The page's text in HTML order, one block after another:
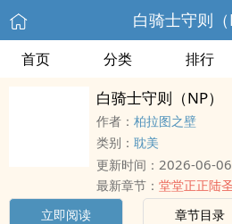
白骑士守则（
首页 分类 排行
白骑士守则（NP）
作者： 柏拉图之壁
类别： 耽美
更新时间： 2026-06-
最新章节： 堂堂正正陆
立即阅读
章节目录